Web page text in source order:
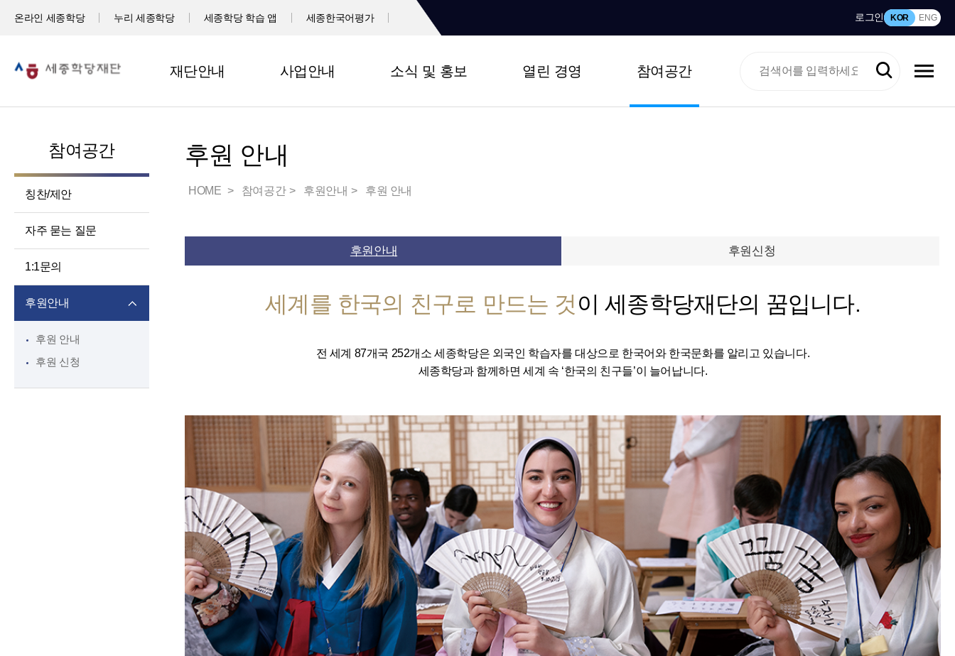
온라인 세종학당 누리 세종학당 세종학당 학습 앱 세종한국어평가 로그인 KOR ENG
재단안내 사업안내 소식 및 홍보 열린 경영 참여공간
참여공간
칭찬/제안
자주 묻는 질문
1:1문의
후원안내
후원 안내
후원 신청
후원 안내
HOME 참여공간 후원안내 후원 안내
후원안내 후원신청
세계를 한국의 친구로 만드는 것 이 세종학당재단의 꿈입니다.
전 세계 87개국 252개소 세종학당은 외국인 학습자를 대상으로 한국어와 한국문화를 알리고 있습니다.
세종학당과 함께하면 세계 속 ‘한국의 친구들’이 늘어납니다.